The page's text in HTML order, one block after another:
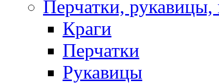
Перчатки, рукавицы,
Краги
Перчатки
Рукавицы